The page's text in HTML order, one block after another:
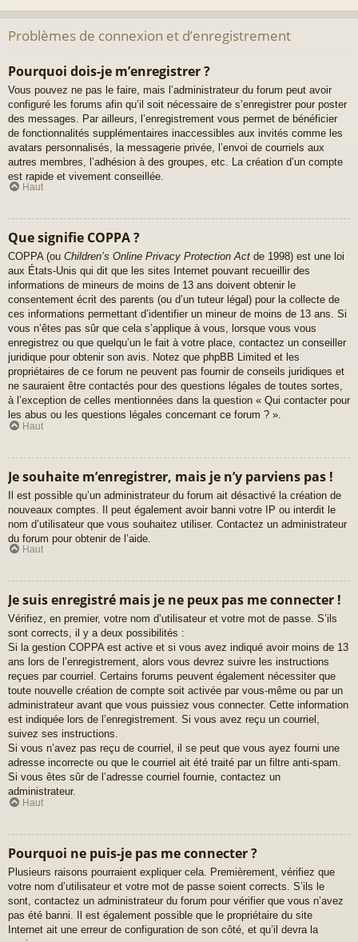
Problèmes de connexion et d’enregistrement
Pourquoi dois-je m’enregistrer ?
Vous pouvez ne pas le faire, mais l’administrateur du forum peut avoir
configuré les forums afin qu’il soit nécessaire de s’enregistrer pour poster
des messages. Par ailleurs, l’enregistrement vous permet de bénéficier
de fonctionnalités supplémentaires inaccessibles aux invités comme les
avatars personnalisés, la messagerie privée, l’envoi de courriels aux
autres membres, l’adhésion à des groupes, etc. La création d’un compte
est rapide et vivement conseillée.
Haut
Que signifie COPPA ?
COPPA (ou Children’s Online Privacy Protection Act de 1998) est une loi
aux États-Unis qui dit que les sites Internet pouvant recueillir des
informations de mineurs de moins de 13 ans doivent obtenir le
consentement écrit des parents (ou d’un tuteur légal) pour la collecte de
ces informations permettant d’identifier un mineur de moins de 13 ans. Si
vous n’êtes pas sûr que cela s’applique à vous, lorsque vous vous
enregistrez ou que quelqu’un le fait à votre place, contactez un conseiller
juridique pour obtenir son avis. Notez que phpBB Limited et les
propriétaires de ce forum ne peuvent pas fournir de conseils juridiques et
ne sauraient être contactés pour des questions légales de toutes sortes,
à l’exception de celles mentionnées dans la question « Qui contacter pour
les abus ou les questions légales concernant ce forum ? ».
Haut
Je souhaite m’enregistrer, mais je n’y parviens pas !
Il est possible qu’un administrateur du forum ait désactivé la création de
nouveaux comptes. Il peut également avoir banni votre IP ou interdit le
nom d’utilisateur que vous souhaitez utiliser. Contactez un administrateur
du forum pour obtenir de l’aide.
Haut
Je suis enregistré mais je ne peux pas me connecter !
Vérifiez, en premier, votre nom d’utilisateur et votre mot de passe. S’ils
sont corrects, il y a deux possibilités :
Si la gestion COPPA est active et si vous avez indiqué avoir moins de 13
ans lors de l’enregistrement, alors vous devrez suivre les instructions
reçues par courriel. Certains forums peuvent également nécessiter que
toute nouvelle création de compte soit activée par vous-même ou par un
administrateur avant que vous puissiez vous connecter. Cette information
est indiquée lors de l’enregistrement. Si vous avez reçu un courriel,
suivez ses instructions.
Si vous n’avez pas reçu de courriel, il se peut que vous ayez fourni une
adresse incorrecte ou que le courriel ait été traité par un filtre anti-spam.
Si vous êtes sûr de l’adresse courriel fournie, contactez un
administrateur.
Haut
Pourquoi ne puis-je pas me connecter ?
Plusieurs raisons pourraient expliquer cela. Premièrement, vérifiez que
votre nom d’utilisateur et votre mot de passe soient corrects. S’ils le
sont, contactez un administrateur du forum pour vérifier que vous n’avez
pas été banni. Il est également possible que le propriétaire du site
Internet ait une erreur de configuration de son côté, et qu’il devra la